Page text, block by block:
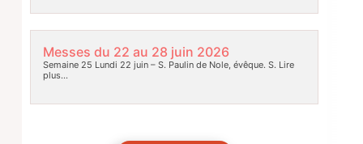
Messes du 22 au 28 juin 2026
Semaine 25 Lundi 22 juin – S. Paulin de Nole, évêque. S. Lire
plus…